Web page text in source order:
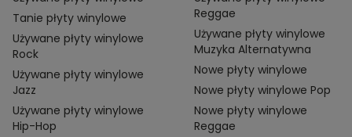
Tanie płyty winylowe
Używane płyty winylowe
Rock
Używane płyty winylowe
Jazz
Używane płyty winylowe
Hip-Hop
Reggae
Używane płyty winylowe
Muzyka Alternatywna
Nowe płyty winylowe
Nowe płyty winylowe Pop
Nowe płyty winylowe
Reggae